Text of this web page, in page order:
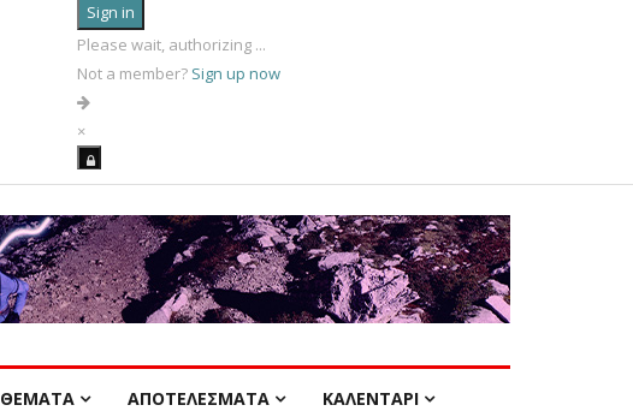
Sign in
Please wait, authorizing ...
Not a member? Sign up now
×
ΘΕΜΑΤΑ ΑΠΟΤΕΛΕΣΜΑΤΑ ΚΑΛΕΝΤΑΡΙ